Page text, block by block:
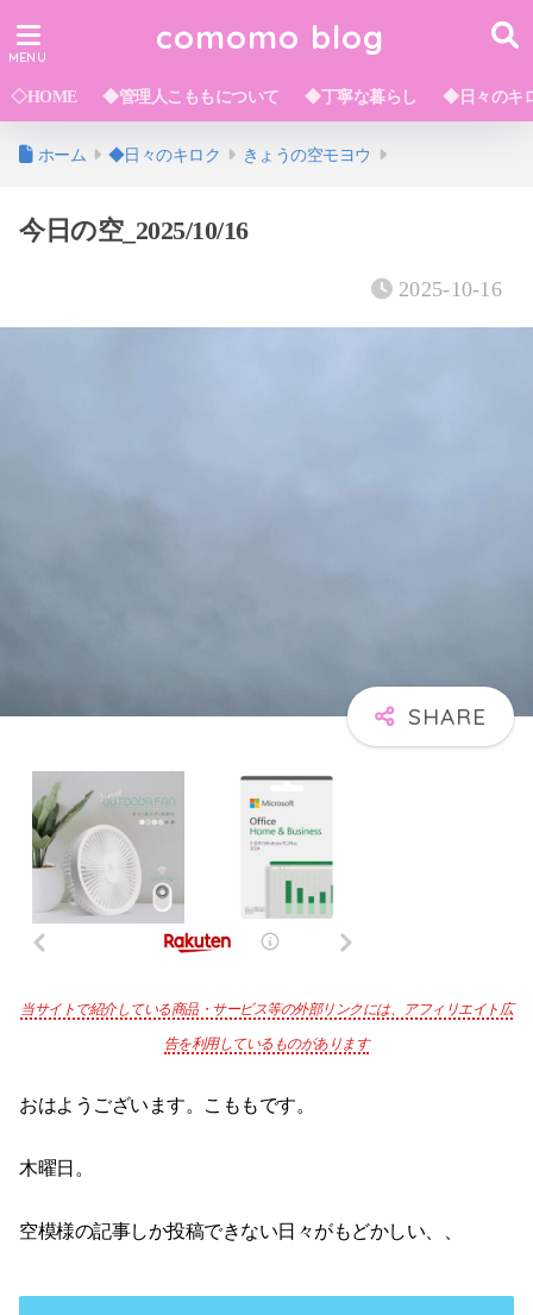
comomo blog
◇HOME ◆管理人こももについて ◆丁寧な暮らし ◆日々のキ
ホーム ◆日々のキロク きょうの空モヨウ
今日の空_2025/10/16
2025-10-16
当サイトで紹介している商品・サービス等の外部リンクには、アフィリエイト広
告を利用しているものがあります
おはようございます。こももです。
木曜日。
空模様の記事しか投稿できない日々がもどかしい、、